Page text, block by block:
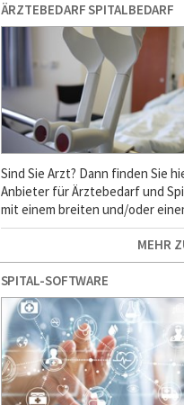
ÄRZTEBEDARF SPITALBEDARF
Sind Sie Arzt? Dann finden Sie
Anbieter für Ärztebedarf und
mit einem breiten und/oder
MEHR
SPITAL-SOFTWARE